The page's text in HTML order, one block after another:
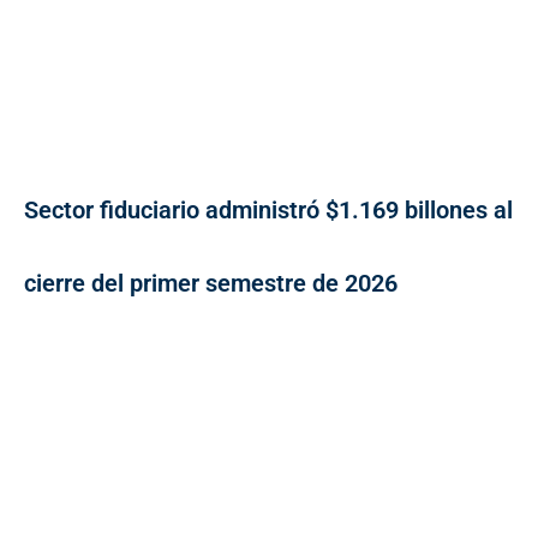
Sector fiduciario administró $1.169 billones al
cierre del primer semestre de 2026